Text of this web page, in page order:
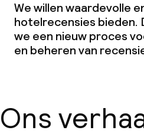
We willen waardevolle
hotelrecensies bieden.
we een nieuw proces
en beheren van
Ons